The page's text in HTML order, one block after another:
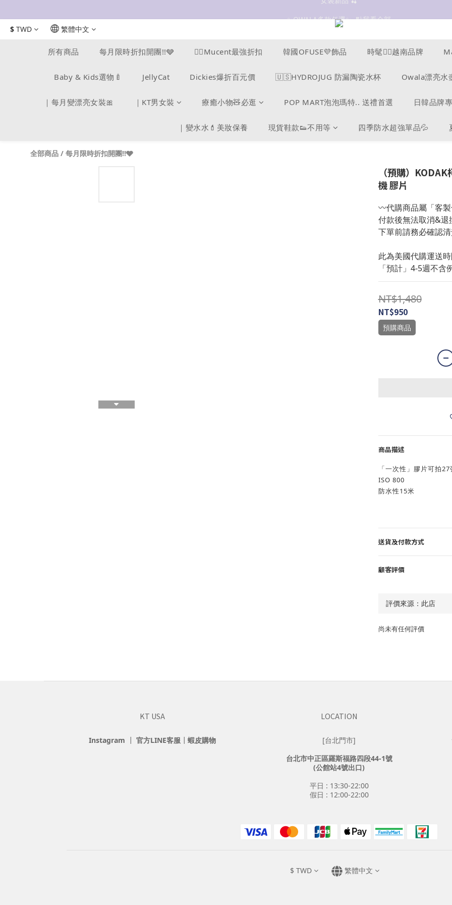
$ TWD 繁體中文
所有商品 每月限時折扣開團!!🩶 ❤️‍🔥Mucent最強折扣 韓國OFUSE💜飾品 時髦❤️‍🔥越南品牌
Baby & Kids選物🍼 JellyCat Dickies爆折百元價 🇺🇸HYDROJUG 防漏陶瓷水杯 Owala漂亮水
｜每月變漂亮女裝🎀 ｜KT男女裝 療癒小物🧸必逛 POP MART泡泡瑪特.. 送禮首選 日韓品牌
｜變水水💄美妝保養 現貨鞋款👟不用等 四季防水超強單品💦
全部商品 / 每月限時折扣開團!!🩶
（預購）
機 膠片
〰️代購商品屬「客
付款後無法取消&退
下單前請務必確認
此為美國代購運送
「預計」4-5週不含
NT$1,480
NT$950
預購商品
商品描述
「一次性」膠片可拍27
ISO 800
防水性15米
送貨及付款方式
顧客評價
尚未有任何評價
KT USA
Instagram ┃ 官方LINE客服 ┃ 蝦皮購物
LOCATION
[台北門市]
台北市中正區羅斯福路四段44-1號
(公館站4號出口)
平日 : 13:30-22:00
假日 : 12:00-22:00
$ TWD 繁體中文